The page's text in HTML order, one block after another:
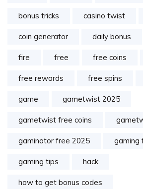
bonus tricks casino twist
coin generator daily bonus
fire free free coins
free rewards free spins
game gametwist 2025
gametwist free coins
gaminator free 2025 gaming
gaming tips hack
how to get bonus codes